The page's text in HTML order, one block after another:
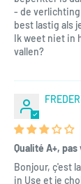
- de verlichting
best lastig als
Ik weet niet in
vallen?
Qualité A+,
Bonjour, ç'est
in Use et je